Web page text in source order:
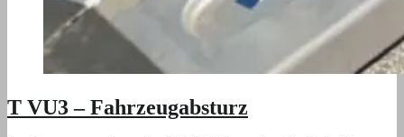
T VU3 – Fahrzeugabsturz